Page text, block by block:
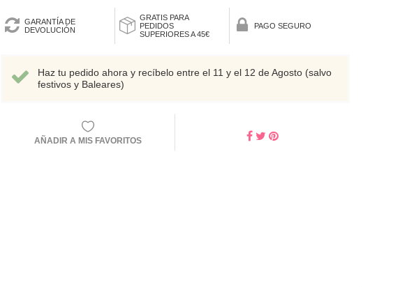
GARANTÍA DE
DEVOLUCIÓN
GRATIS PARA
PEDIDOS
SUPERIORES A 45€
PAGO SEGURO
Haz tu pedido ahora y recíbelo entre el 11 y el 12 de Agosto (salvo
festivos y Baleares)
AÑADIR A MIS FAVORITOS